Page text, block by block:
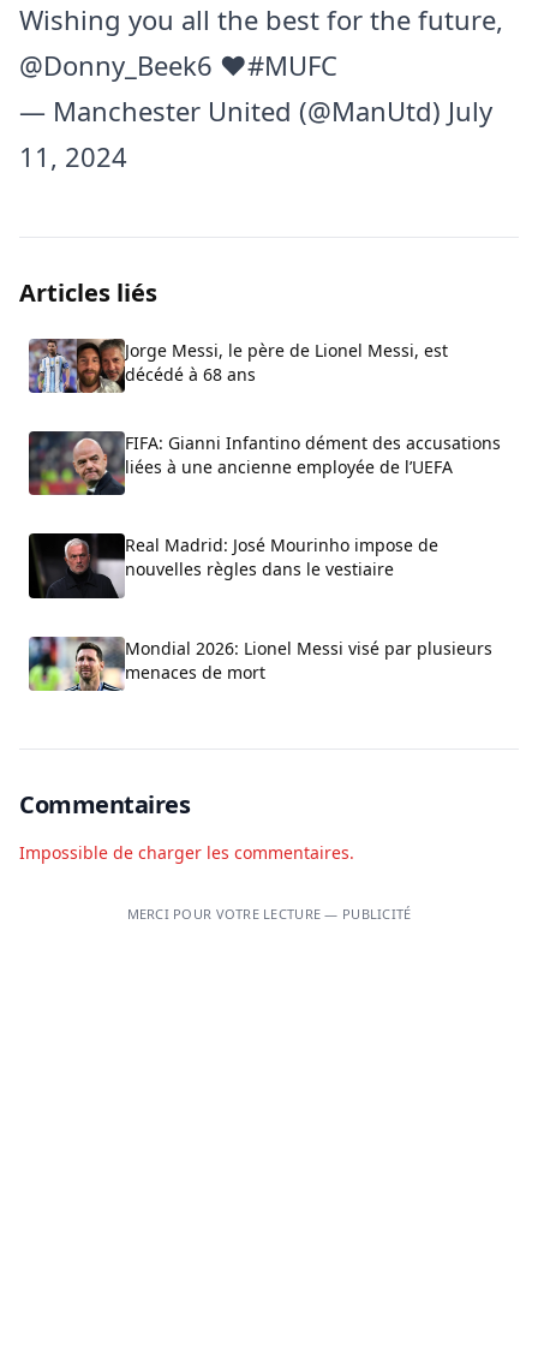
Wishing you all the best for the future,
@Donny_Beek6 ❤️#MUFC
— Manchester United (@ManUtd) July
11, 2024
Articles liés
Jorge Messi, le père de Lionel Messi, est
décédé à 68 ans
FIFA: Gianni Infantino dément des accusations
liées à une ancienne employée de l’UEFA
Real Madrid: José Mourinho impose de
nouvelles règles dans le vestiaire
Mondial 2026: Lionel Messi visé par plusieurs
menaces de mort
Commentaires
Impossible de charger les commentaires.
MERCI POUR VOTRE LECTURE — PUBLICITÉ